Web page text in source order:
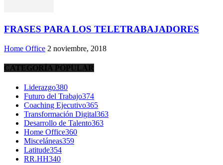
FRASES PARA LOS TELETRABAJADORES
Home Office 2 noviembre, 2018
CATEGORÍA POPULAR
Liderazgo380
Futuro del Trabajo374
Coaching Ejecutivo365
Transformación Digital363
Desarrollo de Talento363
Home Office360
Misceláneas359
Latitude354
RR.HH340